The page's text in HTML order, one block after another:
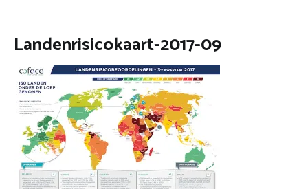
Landenrisicokaart-2017-09